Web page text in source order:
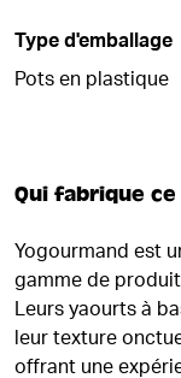
Type d'emballage
Pots en plastique
Qui fabrique
Yogourmand est
gamme de
Leurs yaourts à
leur texture
offrant une